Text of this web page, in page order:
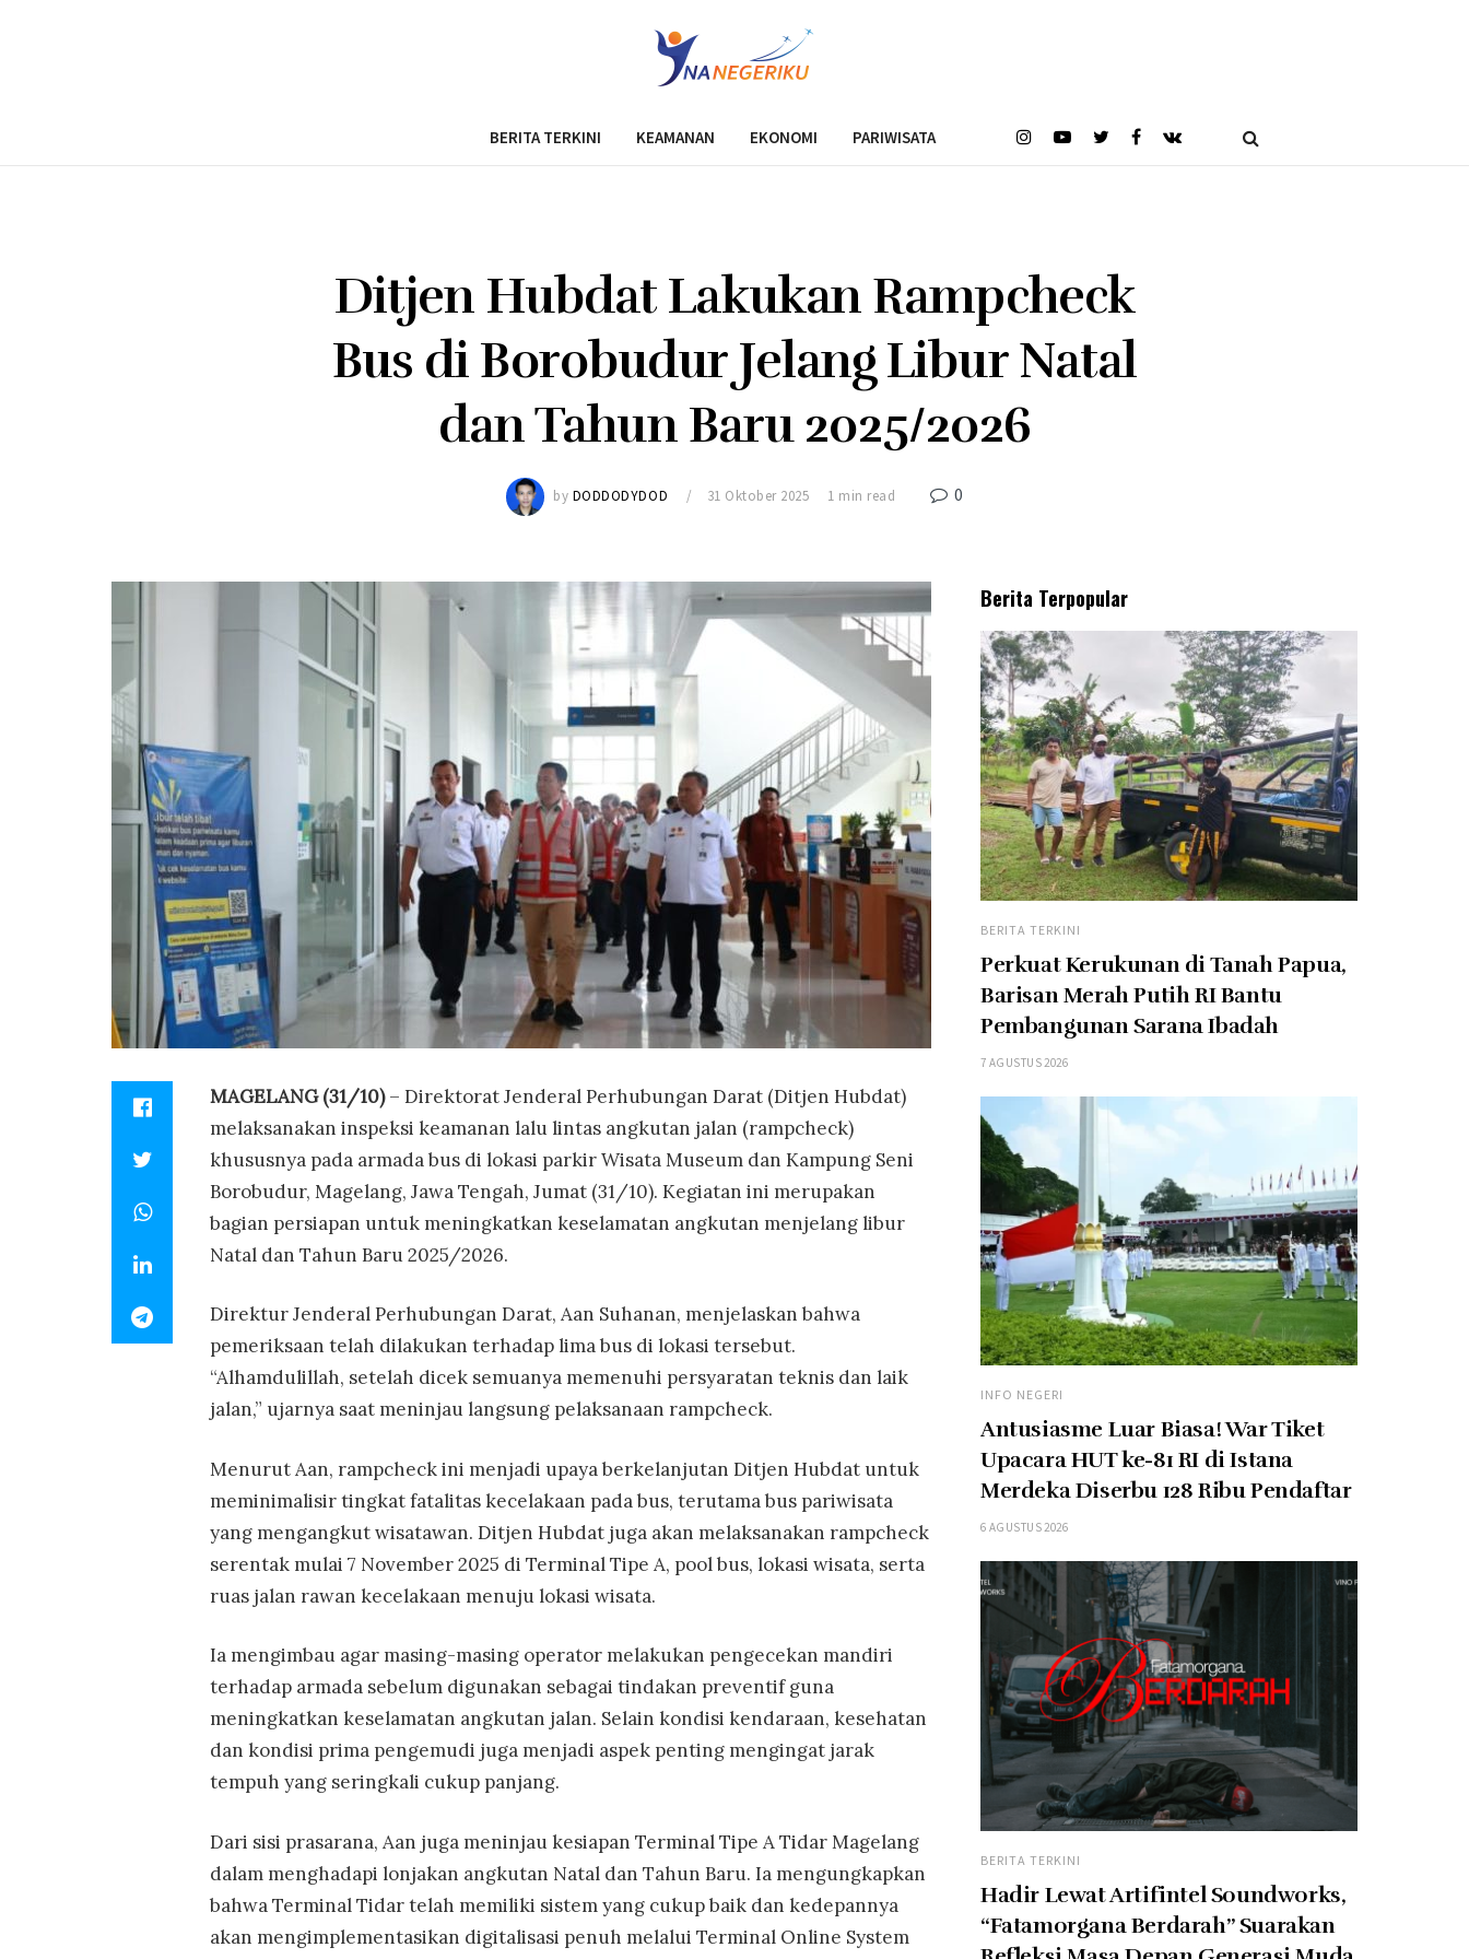
BERITA TERKINI KEAMANAN EKONOMI PARIWISATA
Ditjen Hubdat Lakukan Rampcheck
Bus di Borobudur Jelang Libur Natal
dan Tahun Baru 2025/2026
by DODDODYDOD 31 Oktober 2025 1 min read 0
MAGELANG (31/10)– Direktorat Jenderal Perhubungan Darat (Ditjen Hubdat)
melaksanakan inspeksi keamanan lalu lintas angkutan jalan (rampcheck)
khususnya pada armada bus di lokasi parkir Wisata Museum dan Kampung Seni
Borobudur, Magelang, Jawa Tengah, Jumat (31/10). Kegiatan ini merupakan
bagian persiapan untuk meningkatkan keselamatan angkutan menjelang libur
Natal dan Tahun Baru 2025/2026.
Direktur Jenderal Perhubungan Darat, Aan Suhanan, menjelaskan bahwa
pemeriksaan telah dilakukan terhadap lima bus di lokasi tersebut.
“Alhamdulillah, setelah dicek semuanya memenuhi persyaratan teknis dan laik
jalan,” ujarnya saat meninjau langsung pelaksanaan rampcheck.
Menurut Aan, rampcheck ini menjadi upaya berkelanjutan Ditjen Hubdat untuk
meminimalisir tingkat fatalitas kecelakaan pada bus, terutama bus pariwisata
yang mengangkut wisatawan. Ditjen Hubdat juga akan melaksanakan rampcheck
serentak mulai 7 November 2025 di Terminal Tipe A, pool bus, lokasi wisata, serta
ruas jalan rawan kecelakaan menuju lokasi wisata.
Ia mengimbau agar masing-masing operator melakukan pengecekan mandiri
terhadap armada sebelum digunakan sebagai tindakan preventif guna
meningkatkan keselamatan angkutan jalan. Selain kondisi kendaraan, kesehatan
dan kondisi prima pengemudi juga menjadi aspek penting mengingat jarak
tempuh yang seringkali cukup panjang.
Dari sisi prasarana, Aan juga meninjau kesiapan Terminal Tipe A Tidar Magelang
dalam menghadapi lonjakan angkutan Natal dan Tahun Baru. Ia mengungkapkan
bahwa Terminal Tidar telah memiliki sistem yang cukup baik dan kedepannya
akan mengimplementasikan digitalisasi penuh melalui Terminal Online System
Berita Terpopular
BERITA TERKINI
Perkuat Kerukunan di Tanah Papua,
Barisan Merah Putih RI Bantu
Pembangunan Sarana Ibadah
7 AGUSTUS 2026
INFO NEGERI
Antusiasme Luar Biasa! War Tiket
Upacara HUT ke-81 RI di Istana
Merdeka Diserbu 128 Ribu Pendaftar
6 AGUSTUS 2026
BERITA TERKINI
Hadir Lewat Artifintel Soundworks,
“Fatamorgana Berdarah” Suarakan